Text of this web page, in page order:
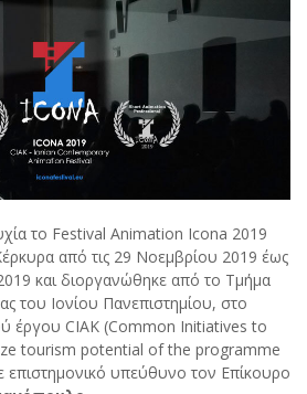
το Festival Animation Icona 2019
από τις 29 Νοεμβρίου 2019 έως
και διοργανώθηκε από το Τμήμα
του Ιονίου Πανεπιστημίου, στο
έργου CIAK (Common Initiatives to
tourism potential of the programme
υπεύθυνο τον Επίκουρο